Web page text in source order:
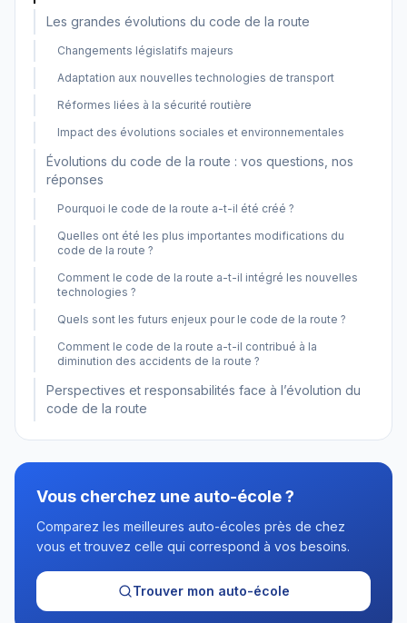
Les grandes évolutions du code de la route
Changements législatifs majeurs
Adaptation aux nouvelles technologies de transport
Réformes liées à la sécurité routière
Impact des évolutions sociales et environnementales
Évolutions du code de la route : vos questions, nos
réponses
Pourquoi le code de la route a-t-il été créé ?
Quelles ont été les plus importantes modifications du
code de la route ?
Comment le code de la route a-t-il intégré les nouvelles
technologies ?
Quels sont les futurs enjeux pour le code de la route ?
Comment le code de la route a-t-il contribué à la
diminution des accidents de la route ?
Perspectives et responsabilités face à l’évolution du
code de la route
Vous cherchez une auto-école ?
Comparez les meilleures auto-écoles près de chez
vous et trouvez celle qui correspond à vos besoins.
Trouver mon auto-école